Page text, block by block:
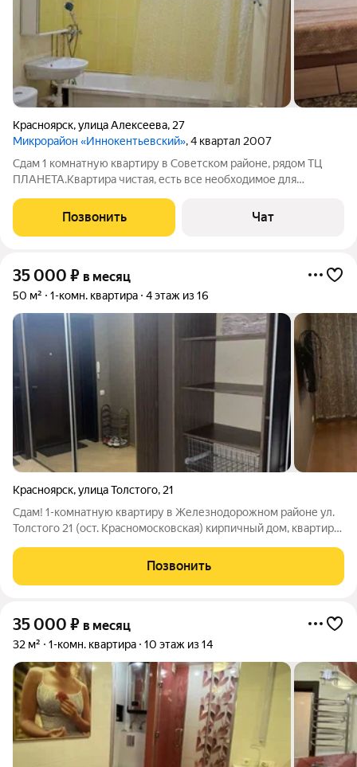
Красноярск,улица Алексеева, 27
Микрорайон «Иннокентьевский», 4 квартал 2007
Сдам 1 комнатную квартиру в Советском районе, рядом ТЦ
ПЛАНЕТА.Квартира чистая, есть все необходимое для
исправном состоянии. Планировка очень хорошая, большой
коридор, просторная комната,
Позвонить Чат
35 000 ₽ в месяц
50 м² 1-комн. квартира 4 этаж из 16
Красноярск,улица Толстого, 21
Сдам! 1-комнатную квартиру в Железнодорожном районе ул.
Толстого 21 (ост. Красномосковская) кирпичный дом, квартира
состоянии, площадь 50 квадратов, имеется кух.гарнитур,
вытяжка, варочная панель,
Позвонить
35 000 ₽ в месяц
32 м² 1-комн. квартира 10 этаж из 14